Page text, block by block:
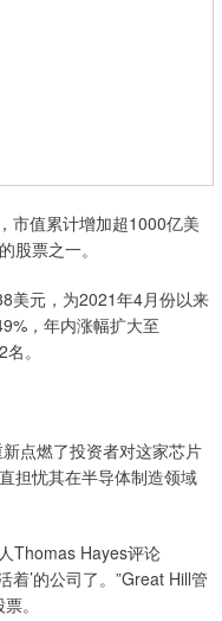
值累计增加超1000亿美
股票之一。
元，为2021年4月份以来
，年内涨幅扩大至
。
点燃了投资者对这家芯片
担忧其在半导体制造领域
Thomas Hayes评论
着’的公司了。”Great Hill管
。